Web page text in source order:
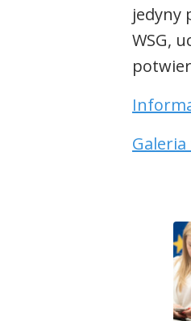
jedyny
WSG,
Galeria